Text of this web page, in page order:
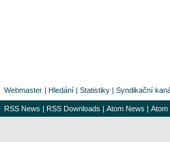
Webmaster | Hledání | Statistiky | Syndikační
RSS News | RSS Downloads | Atom News | Atom